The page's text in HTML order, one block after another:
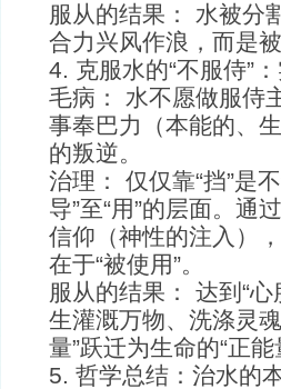
服从的结果： 水被分
合力兴风作浪，而是
4. 克服水的“不服侍”
毛病： 水不愿做服侍
事奉巴力（本能的、
的叛逆。
治理： 仅仅靠“挡”是
导”至“用”的层面。通
信仰（神性的注入）
在于“被使用”。
服从的结果： 达到“
生灌溉万物、洗涤灵
量”跃迁为生命的“正能
5. 哲学总结：治水的